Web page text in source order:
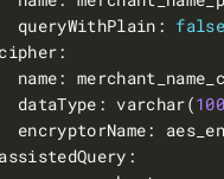
queryWithPlain:
false
dataType: varchar(
100